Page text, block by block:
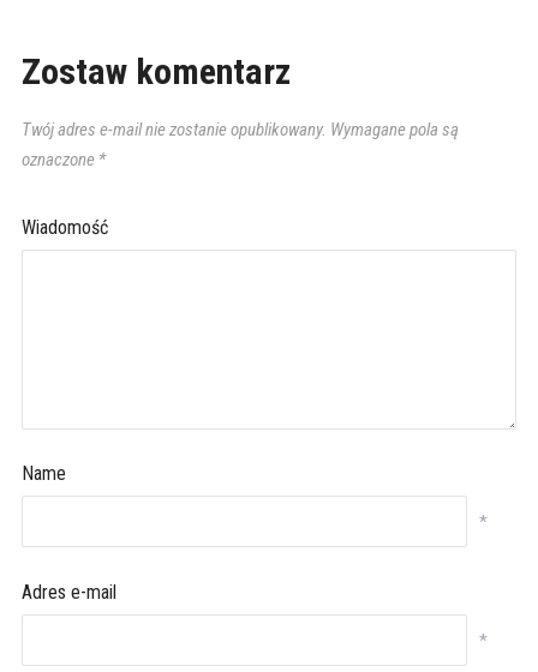
Zostaw komentarz
Twój adres e-mail nie zostanie opublikowany. Wymagane pola są
oznaczone *
Wiadomość
Name
*
Adres e-mail
*